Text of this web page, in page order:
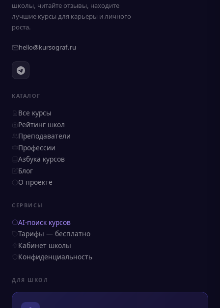
школы, читайте отзывы, находите
лучшие курсы для карьеры и личного
роста.
hello@kursograf.ru
КАТАЛОГ
Все курсы
Рейтинг школ
Преподаватели
Профессии
Азбука курсов
Блог
О проекте
СЕРВИСЫ
AI-поиск курсов
Тарифы — бесплатно
Кабинет школы
Конфиденциальность
ДЛЯ ШКОЛ